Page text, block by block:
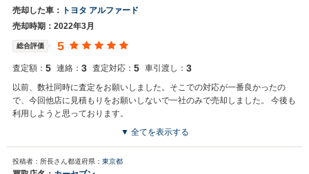
売却した車：
トヨタ アルファード
売却時期：2022年3月
総合評価 5
査定額： 5 連絡： 3 査定対応： 5 車引渡し： 3
以前、数社同時に査定をお願いしました。そこでの対応が一番良かったの
で、今回他店に見積もりをお願いしないで一社のみで売却しました。 今後も
利用しようと思っております。
▼ 全てを表示する
投稿者：所長さん都道府県： 東京都